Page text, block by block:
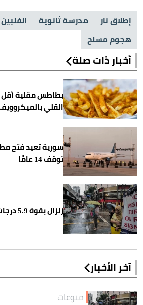
إطلاق نار مدرسة ثانوية الفلبين
هجوم مسلح
أخبار ذات صلة
بطاطس مقلية أقل
القلي
سورية تعيد فتح
توقف 14 عامًا
زلزال بقوة 5.9 درجات قبالة سواحل الفلبين
آخر الأخبار
منوعات